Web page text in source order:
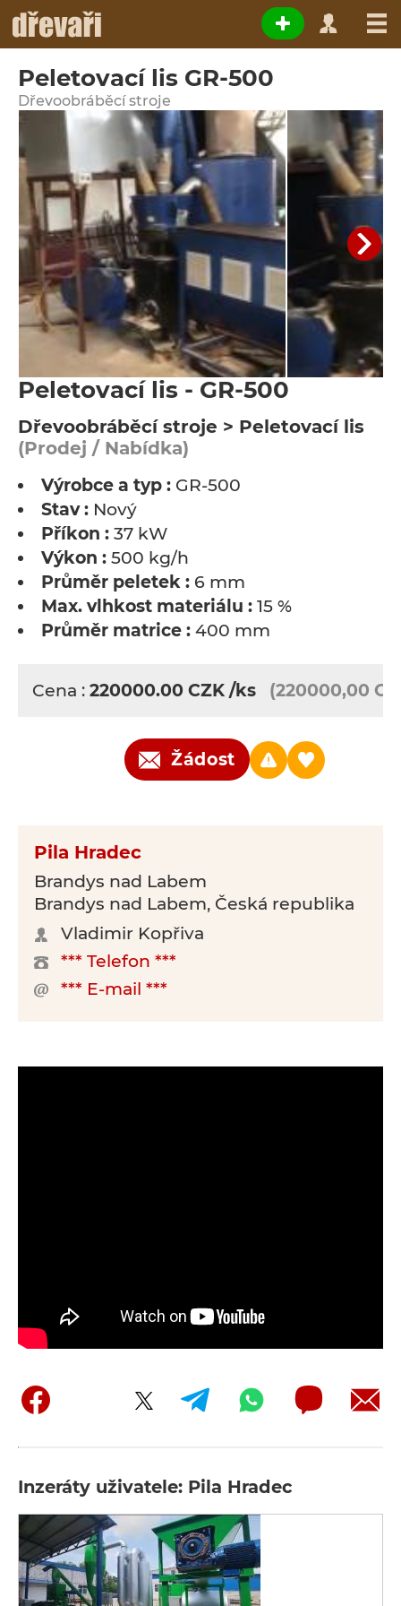
Peletovací lis GR-500
Dřevoobráběcí stroje
Peletovací lis - GR-500
Dřevoobráběcí stroje > Peletovací lis
(Prodej / Nabídka)
Výrobce a typ : GR-500
Stav : Nový
Příkon : 37 kW
Výkon : 500 kg/h
Průměr peletek : 6 mm
Max. vlhkost materiálu : 15 %
Průměr matrice : 400 mm
Cena : 220000.00 CZK /ks (220000,00
Žádost
Pila Hradec
Brandys nad Labem
Brandys nad Labem, Česká republika
Vladimir Kopřiva
*** Telefon ***
*** E-mail ***
Inzeráty uživatele: Pila Hradec